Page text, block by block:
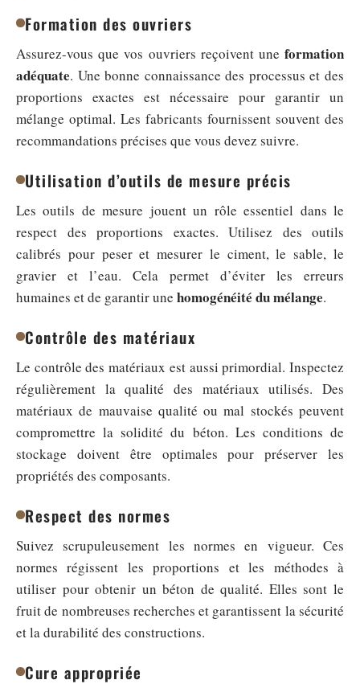
Formation des ouvriers
Assurez-vous que vos ouvriers reçoivent une formation
adéquate. Une bonne connaissance des processus et des
proportions exactes est nécessaire pour garantir un
mélange optimal. Les fabricants fournissent souvent des
recommandations précises que vous devez suivre.
Utilisation d’outils de mesure précis
Les outils de mesure jouent un rôle essentiel dans le
respect des proportions exactes. Utilisez des outils
calibrés pour peser et mesurer le ciment, le sable, le
gravier et l’eau. Cela permet d’éviter les erreurs
humaines et de garantir une homogénéité du mélange.
Contrôle des matériaux
Le contrôle des matériaux est aussi primordial. Inspectez
régulièrement la qualité des matériaux utilisés. Des
matériaux de mauvaise qualité ou mal stockés peuvent
compromettre la solidité du béton. Les conditions de
stockage doivent être optimales pour préserver les
propriétés des composants.
Respect des normes
Suivez scrupuleusement les normes en vigueur. Ces
normes régissent les proportions et les méthodes à
utiliser pour obtenir un béton de qualité. Elles sont le
fruit de nombreuses recherches et garantissent la sécurité
et la durabilité des constructions.
Cure appropriée